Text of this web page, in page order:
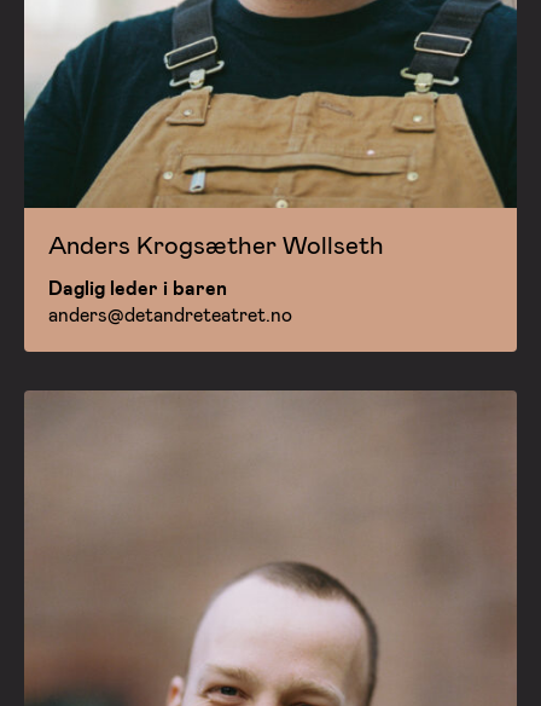
Anders Krogsæther Wollseth
Daglig leder i baren
anders@detandreteatret.no